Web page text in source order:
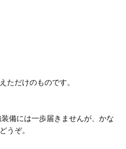
ただけのものです。
備には一歩届きませんが、かな
うぞ。